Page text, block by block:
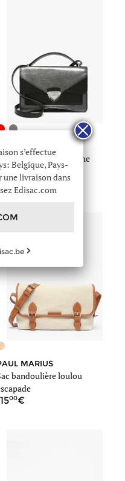
PAUL MARIUS
bandoulière madame
star cuir
00
MARIUS
bandoulière loulou
00
s’effectue
Belgique, Pays-
une livraison dans
Edisac.com